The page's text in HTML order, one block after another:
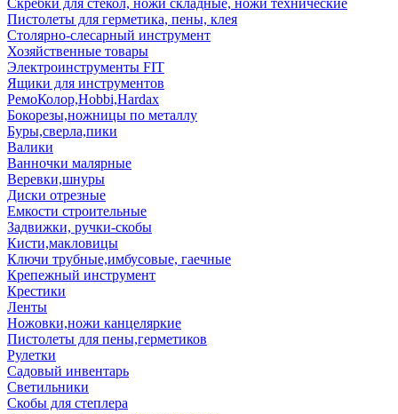
Скребки для стекол, ножи складные, ножи технические
Пистолеты для герметика, пены, клея
Столярно-слесарный инструмент
Хозяйственные товары
Электроинструменты FIT
Ящики для инструментов
РемоКолор,Hobbi,Hardax
Бокорезы,ножницы по металлу
Буры,сверла,пики
Валики
Ванночки малярные
Веревки,шнуры
Диски отрезные
Емкости строительные
Задвижки, ручки-скобы
Кисти,макловицы
Ключи трубные,имбусовые, гаечные
Крепежный инструмент
Крестики
Ленты
Ножовки,ножи канцеляркие
Пистолеты для пены,герметиков
Рулетки
Садовый инвентарь
Светильники
Скобы для степлера